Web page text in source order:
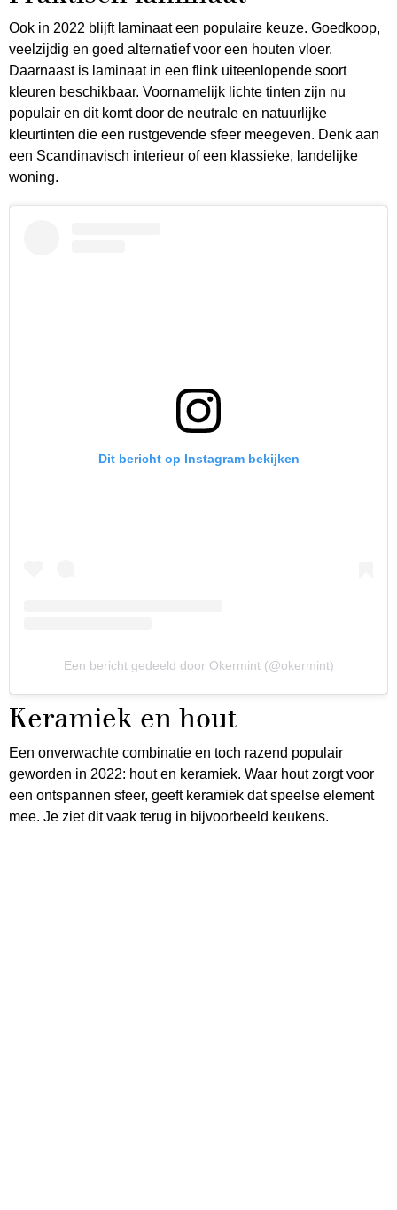
Ook in 2022 blijft laminaat een populaire keuze. Goedkoop,
veelzijdig en goed alternatief voor een houten vloer.
Daarnaast is laminaat in een flink uiteenlopende soort
kleuren beschikbaar. Voornamelijk lichte tinten zijn nu
populair en dit komt door de neutrale en natuurlijke
kleurtinten die een rustgevende sfeer meegeven. Denk aan
een Scandinavisch interieur of een klassieke, landelijke
woning.
Dit bericht op Instagram bekijken
Een bericht gedeeld door Okermint (@okermint)
Keramiek en hout
Een onverwachte combinatie en toch razend populair
geworden in 2022: hout en keramiek. Waar hout zorgt voor
een ontspannen sfeer, geeft keramiek dat speelse element
mee. Je ziet dit vaak terug in bijvoorbeeld keukens.